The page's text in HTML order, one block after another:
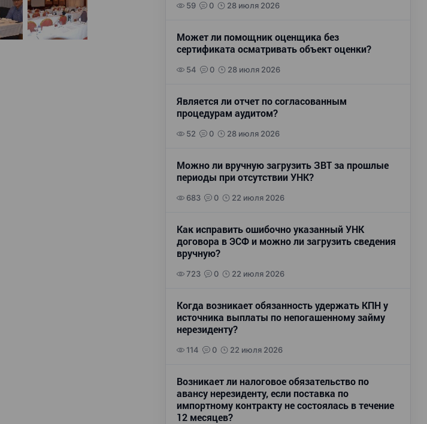
59 0 28 июля 2026
Может ли помощник оценщика без
сертификата осматривать объект оценки?
54 0 28 июля 2026
Является ли отчет по согласованным
процедурам аудитом?
52 0 28 июля 2026
Можно ли вручную загрузить ЗВТ за прошлые
периоды при отсутствии УНК?
683 0 22 июля 2026
Как исправить ошибочно указанный УНК
договора в ЭСФ и можно ли загрузить сведения
вручную?
723 0 22 июля 2026
Когда возникает обязанность удержать КПН у
источника выплаты по непогашенному займу
нерезиденту?
114 0 22 июля 2026
Возникает ли налоговое обязательство по
авансу нерезиденту, если поставка по
импортному контракту не состоялась в течение
12 месяцев?